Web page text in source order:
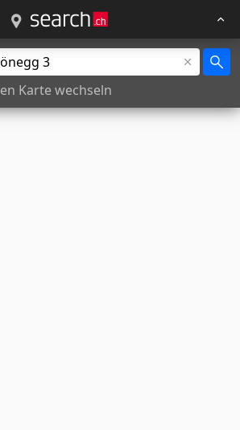
Karte wechseln